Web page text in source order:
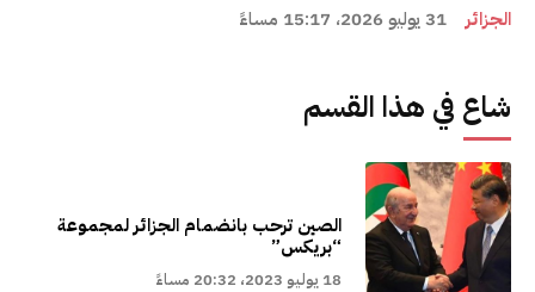
الجزائر 31 يوليو 2026، 15:17 مساءً
شاع في هذا القسم
الصين ترحب بانضمام الجزائر لمجموعة
“بريكس”
18 يوليو 2023، 20:32 مساءً